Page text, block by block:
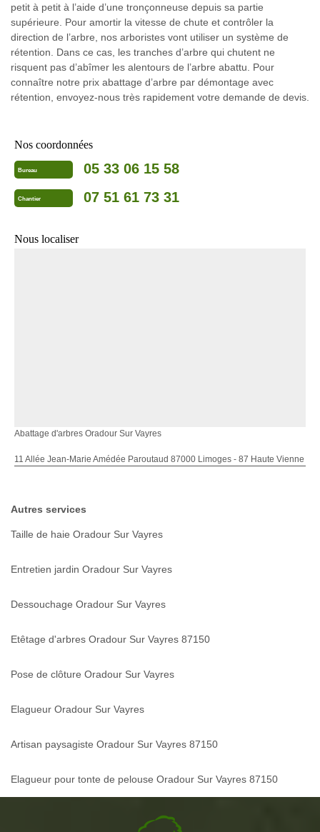
petit à petit à l’aide d’une tronçonneuse depuis sa partie
supérieure. Pour amortir la vitesse de chute et contrôler la
direction de l’arbre, nos arboristes vont utiliser un système de
rétention. Dans ce cas, les tranches d’arbre qui chutent ne
risquent pas d’abîmer les alentours de l’arbre abattu. Pour
connaître notre prix abattage d’arbre par démontage avec
rétention, envoyez-nous très rapidement votre demande de devis.
Nos coordonnées
Bureau 05 33 06 15 58
Chantier 07 51 61 73 31
Nous localiser
Abattage d'arbres Oradour Sur Vayres
11 Allée Jean-Marie Amédée Paroutaud 87000 Limoges - 87 Haute Vienne
Autres services
Taille de haie Oradour Sur Vayres
Entretien jardin Oradour Sur Vayres
Dessouchage Oradour Sur Vayres
Etêtage d'arbres Oradour Sur Vayres 87150
Pose de clôture Oradour Sur Vayres
Elagueur Oradour Sur Vayres
Artisan paysagiste Oradour Sur Vayres 87150
Elagueur pour tonte de pelouse Oradour Sur Vayres 87150